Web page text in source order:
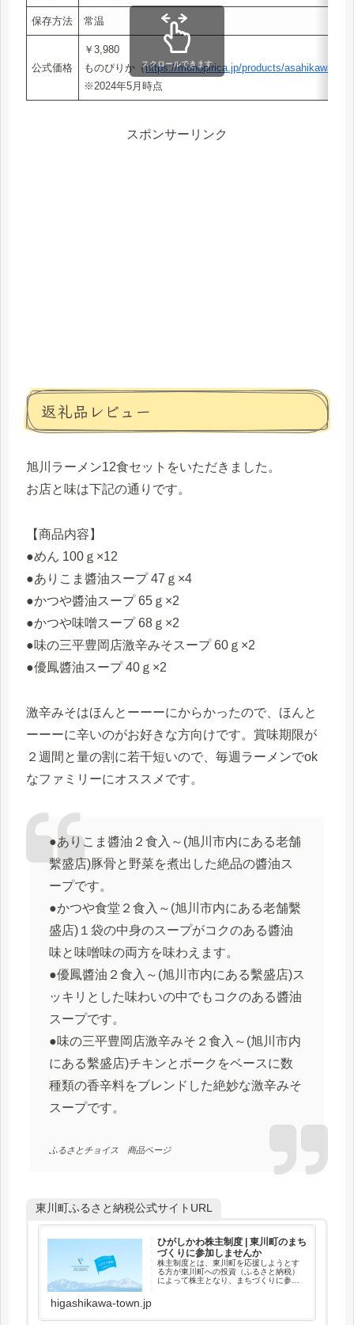
保存方法 常温
公式価格
￥3,980
ものぴりか（https://monopirica.jp/products/
※2024年5月時点
スクロールできます
スポンサーリンク
返礼品レビュー
旭川ラーメン12食セットをいただきました。
お店と味は下記の通りです。
【商品内容】
●めん 100ｇ×12
●ありこま醬油スープ 47ｇ×4
●かつや醬油スープ 65ｇ×2
●かつや味噌スープ 68ｇ×2
●味の三平豊岡店激辛みそスープ 60ｇ×2
●優鳳醬油スープ 40ｇ×2
激辛みそはほんとーーーにからかったので、ほんと
ーーーに辛いのがお好きな方向けです。賞味期限が
２週間と量の割に若干短いので、毎週ラーメンでok
なファミリーにオススメです。
●ありこま醬油２食入～(旭川市内にある老舗
繫盛店)豚骨と野菜を煮出した絶品の醬油ス
ープです。
●かつや食堂２食入～(旭川市内にある老舗繫
盛店)１袋の中身のスープがコクのある醬油
味と味噌味の両方を味わえます。
●優鳳醬油２食入～(旭川市内にある繫盛店)ス
ッキリとした味わいの中でもコクのある醬油
スープです。
●味の三平豊岡店激辛みそ２食入～(旭川市内
にある繫盛店)チキンとポークをベースに数
種類の香辛料をブレンドした絶妙な激辛みそ
スープです。
ふるさとチョイス 商品ページ
東川町ふるさと納税公式サイトURL
ひがしかわ株主制度 | 東川町のまち
づくりに参加しませんか
株主制度とは、東川町を応援しようとす
る方が東川町への投資（ふるさと納税）
によって株主となり、まちづくりに参加
higashikawa-town.jp